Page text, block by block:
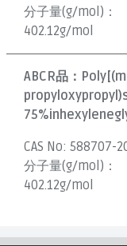
分子量(g/mol)：
402.12g/mol
ABCR品：
CAS No:588707-
分子量(g/mol)：
402.12g/mol